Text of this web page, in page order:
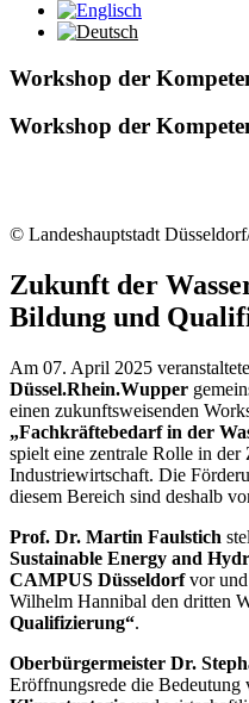
Workshop der
Workshop der
© Landeshauptstadt
Zukunft der
Bildung und
Am 07. April 2025
Düssel.Rhein.Wupper
einen zukunftsweisenden
„Fachkräftebedarf in der
spielt eine zentrale Rolle in
Industriewirtschaft. Die
diesem Bereich sind deshalb
Prof. Dr. Martin Faulstich
Sustainable Energy and
CAMPUS Düsseldorfvor und
Wilhelm Hannibal den dritten
Qualifizierung“.
Oberbürgermeister Dr.
Eröffnungsrede die Bedeutung